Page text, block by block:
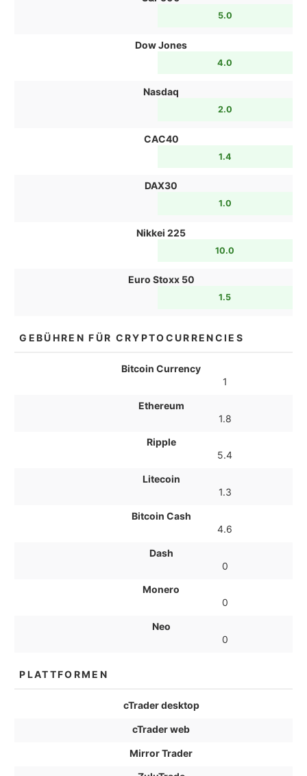
5.0
Dow Jones
4.0
Nasdaq
2.0
CAC40
1.4
DAX30
1.0
Nikkei 225
10.0
Euro Stoxx 50
1.5
GEBÜHREN FÜR CRYPTOCURRENCIES
Bitcoin Currency
1
Ethereum
1.8
Ripple
5.4
Litecoin
1.3
Bitcoin Cash
4.6
Dash
0
Monero
0
Neo
0
PLATTFORMEN
cTrader desktop
cTrader web
Mirror Trader